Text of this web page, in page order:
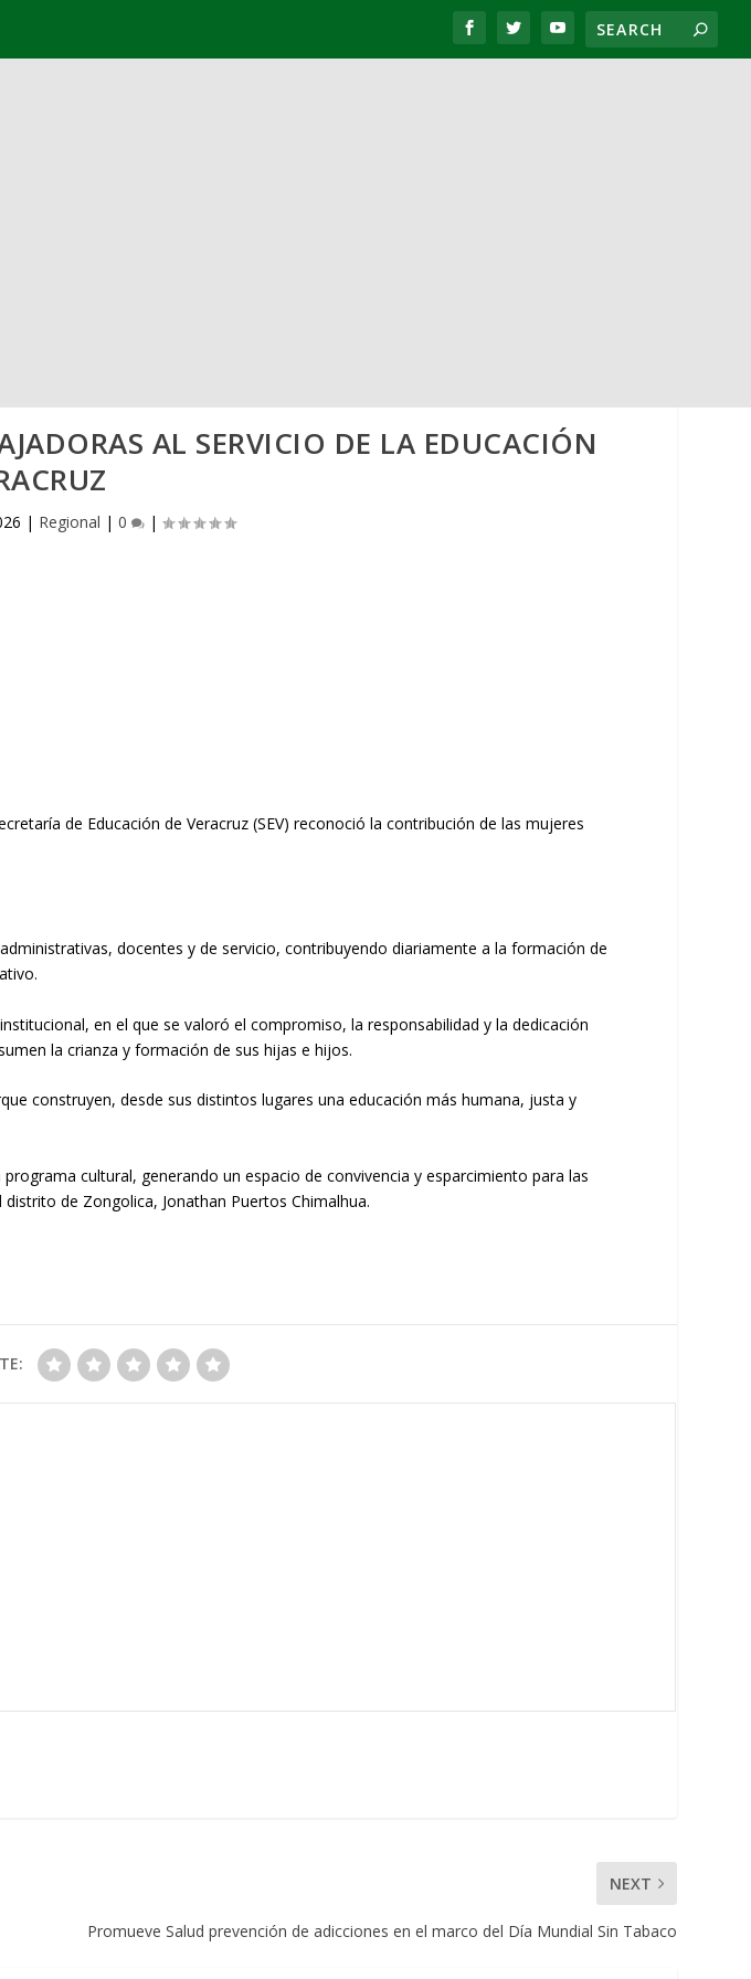
AL SERVICIO DE LA EDUCACIÓN
| Regional | 0 |
de Educación de Veracruz (SEV) reconoció la contribución de las mujeres
docentes y de servicio, contribuyendo diariamente a la formación de
en el que se valoró el compromiso, la responsabilidad y la dedicación
la crianza y formación de sus hijas e hijos.
construyen, desde sus distintos lugares una educación más humana, justa y
cultural, generando un espacio de convivencia y esparcimiento para las
de Zongolica, Jonathan Puertos Chimalhua.
NEXT
Promueve Salud prevención de adicciones en el marco del Día Mundial Sin Tabaco